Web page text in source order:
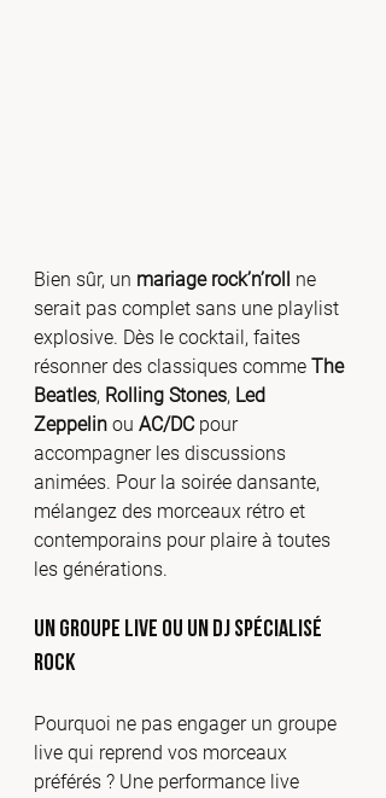
Bien sûr, un mariage rock’n’roll ne
serait pas complet sans une playlist
explosive. Dès le cocktail, faites
résonner des classiques comme The
Beatles, Rolling Stones, Led
Zeppelin ou AC/DC pour
accompagner les discussions
animées. Pour la soirée dansante,
mélangez des morceaux rétro et
contemporains pour plaire à toutes
les générations.
Un groupe live ou un DJ spécialisé
rock
Pourquoi ne pas engager un groupe
live qui reprend vos morceaux
préférés ? Une performance live